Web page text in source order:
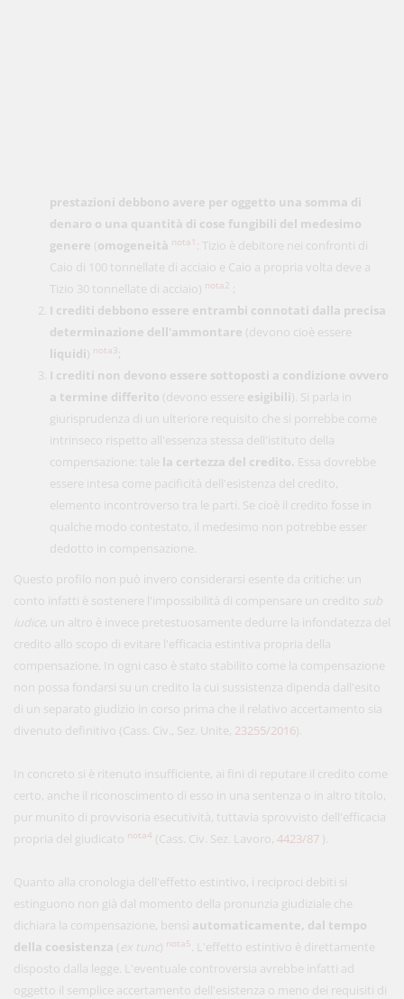
prestazioni debbono avere per oggetto una somma di
denaro o una quantità di cose fungibili del medesimo
genere (omogeneità nota1 : Tizio è debitore nei confronti di
Caio di 100 tonnellate di acciaio e Caio a propria volta deve a
Tizio 30 tonnellate di acciaio) nota2 ;
I crediti debbono essere entrambi connotati dalla precisa
determinazione dell'ammontare (devono cioè essere
liquidi) nota3;
I crediti non devono essere sottoposti a condizione ovvero
a termine differito (devono essere esigibili). Si parla in
giurisprudenza di un ulteriore requisito che si porrebbe come
intrinseco rispetto all'essenza stessa dell'istituto della
compensazione: tale la certezza del credito. Essa dovrebbe
essere intesa come pacificità dell'esistenza del credito,
elemento incontroverso tra le parti. Se cioè il credito fosse in
qualche modo contestato, il medesimo non potrebbe esser
dedotto in compensazione.
Questo profilo non può invero considerarsi esente da critiche: un
conto infatti è sostenere l'impossibilità di compensare un credito sub
iudice, un altro è invece pretestuosamente dedurre la infondatezza del
credito allo scopo di evitare l'efficacia estintiva propria della
compensazione. In ogni caso è stato stabilito come la compensazione
non possa fondarsi su un credito la cui sussistenza dipenda dall'esito
di un separato giudizio in corso prima che il relativo accertamento sia
divenuto definitivo (Cass. Civ., Sez. Unite, 23255/2016).
In concreto si è ritenuto insufficiente, ai fini di reputare il credito come
certo, anche il riconoscimento di esso in una sentenza o in altro titolo,
pur munito di provvisoria esecutività, tuttavia sprovvisto dell'efficacia
propria del giudicato nota4 (Cass. Civ. Sez. Lavoro, 4423/87 ).
Quanto alla cronologia dell'effetto estintivo, i reciproci debiti si
estinguono non già dal momento della pronunzia giudiziale che
dichiara la compensazione, bensì automaticamente, dal tempo
della coesistenza ( ex tunc) nota5
. L'effetto estintivo è direttamente
disposto dalla legge. L'eventuale controversia avrebbe infatti ad
oggetto il semplice accertamento dell'esistenza o meno dei requisiti di